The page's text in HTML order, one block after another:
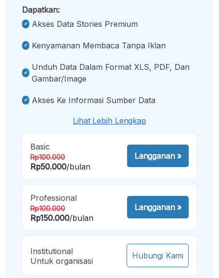
Dapatkan:
Akses Data Stories Premium
Kenyamanan Membaca Tanpa Iklan
Unduh Data Dalam Format XLS, PDF, Dan
Gambar/image
Akses Ke Informasi Sumber Data
Lihat Lebih Lengkap
Basic
Rp100.000
Rp50.000/bulan
Langganan»
Professional
Rp100.000
Rp150.000/bulan
Langganan»
Institutional
Untuk organisasi
Hubungi Kami